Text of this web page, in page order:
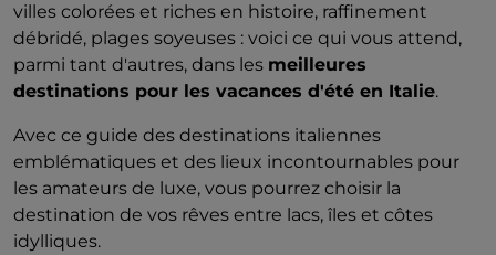
villes colorées et riches en histoire, raffinement
débridé, plages soyeuses : voici ce qui vous attend,
parmi tant d'autres, dans les meilleures
destinations pour les vacances d'été en Italie.
Avec ce guide des destinations italiennes
emblématiques et des lieux incontournables pour
les amateurs de luxe, vous pourrez choisir la
destination de vos rêves entre lacs, îles et côtes
idylliques.